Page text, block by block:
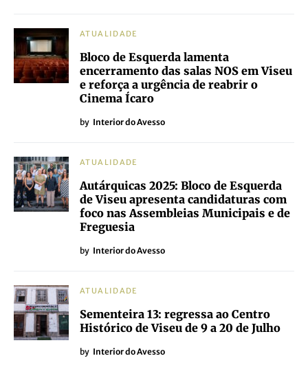
ATUALIDADE
Bloco de Esquerda lamenta
encerramento das salas NOS em Viseu
e reforça a urgência de reabrir o
Cinema Ícaro
by Interior do Avesso
ATUALIDADE
Autárquicas 2025: Bloco de Esquerda
de Viseu apresenta candidaturas com
foco nas Assembleias Municipais e de
Freguesia
by Interior do Avesso
ATUALIDADE
Sementeira 13: regressa ao Centro
Histórico de Viseu de 9 a 20 de Julho
by Interior do Avesso